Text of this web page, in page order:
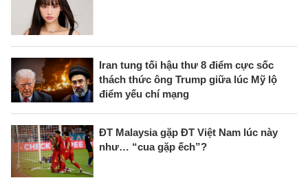
Iran tung tối hậu thư 8 điểm cực sốc
thách thức ông Trump giữa lúc Mỹ lộ
điểm yếu chí mạng
ĐT Malaysia gặp ĐT Việt Nam lúc này
như… “cua gặp ếch”?